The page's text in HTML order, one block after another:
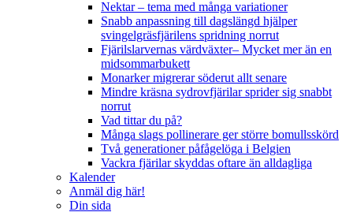
Nektar – tema med många variationer
Snabb anpassning till dagslängd hjälper
svingelgräsfjärilens spridning norrut
Fjärilslarvernas värdväxter– Mycket mer än en
midsommarbukett
Monarker migrerar söderut allt senare
Mindre kräsna sydrovfjärilar sprider sig snabbt
norrut
Vad tittar du på?
Många slags pollinerare ger större bomullsskörd
Två generationer påfågelöga i Belgien
Vackra fjärilar skyddas oftare än alldagliga
Kalender
Anmäl dig här!
Din sida